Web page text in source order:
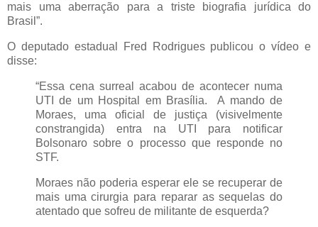
mais uma aberração para a triste biografia jurídica do
Brasil”.
O deputado estadual Fred Rodrigues publicou o vídeo e
disse:
“Essa cena surreal acabou de acontecer numa
UTI de um Hospital em Brasília. A mando de
Moraes, uma oficial de justiça (visivelmente
constrangida) entra na UTI para notificar
Bolsonaro sobre o processo que responde no
STF.
Moraes não poderia esperar ele se recuperar de
mais uma cirurgia para reparar as sequelas do
atentado que sofreu de militante de esquerda?